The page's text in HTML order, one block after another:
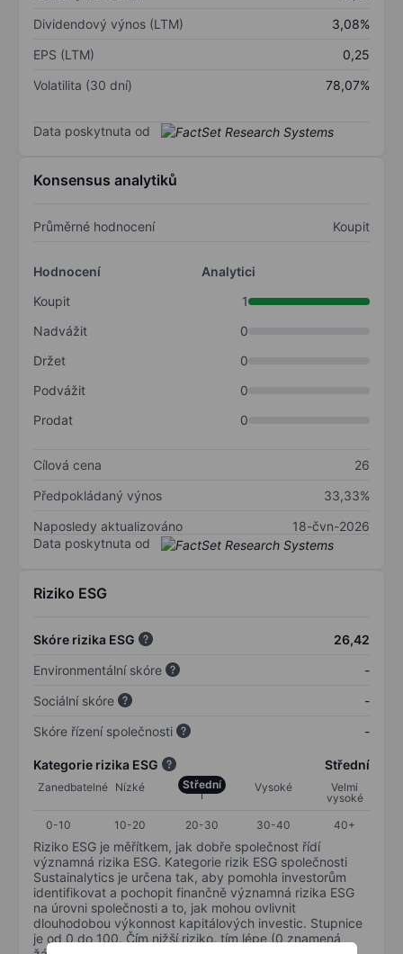
Dividendový výnos (LTM)
3,08%
EPS (LTM)
0,25
Volatilita (30 dní)
78,07%
Data poskytnuta od
Konsensus analytiků
Průměrné hodnocení Koupit
Hodnocení
Analytici
Koupit
1
Nadvážit
0
Držet
0
Podvážit
0
Prodat
0
Cílová cena
26
Předpokládaný výnos
33,33%
Naposledy aktualizováno
18-čvn-2026
Data poskytnuta od
Riziko ESG
Skóre rizika ESG
26,42
Environmentální skóre
-
Sociální skóre
-
Skóre řízení společnosti
-
Kategorie rizika ESG Střední
Zanedbatelné Nízké Střední Vysoké
Velmi
vysoké
0-10
10-20 20-30 30-40 40+
Riziko ESG je měřítkem, jak dobře společnost řídí
významná rizika ESG. Kategorie rizik ESG společnosti
Sustainalytics je určena tak, aby pomohla investorům
identifikovat a pochopit finančně významná rizika ESG
na úrovni společnosti a to, jak mohou ovlivnit
dlouhodobou výkonnost kapitálových investic. Stupnice
je od 0 do 100. Čím nižší riziko, tím lépe (0 znamená